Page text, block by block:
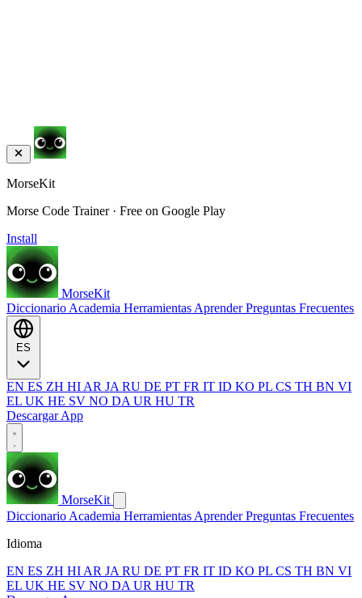
MorseKit
Morse Code Trainer · Free on Google Play
Install
MorseKit
Diccionario Academia Herramientas AprenderPreguntas Frecuentes
EN ES ZH HI AR JA RU DE PT FR IT ID KO PL CS TH BN VI
EL UK HE SV NO DA UR HU TR
Descargar App
MorseKit
Diccionario Academia Herramientas AprenderPreguntas Frecuentes
Idioma
EN ES ZH HI AR JA RU DE PT FR IT ID KO PL CS TH BN VI
EL UK HE SV NO DA UR HU TR